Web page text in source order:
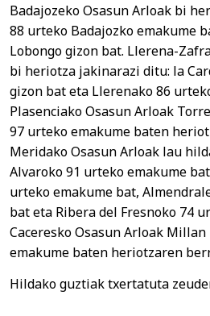
Badajozeko Osasun Arloak bi
88 urteko Badajozko emakume
Lobongo gizon bat. Llerena-
bi heriotza jakinarazi ditu: la
gizon bat eta Llerenako 86
Plasenciako Osasun Arloak
97 urteko emakume baten
Meridako Osasun Arloak lau
Alvaroko 91 urteko emakume
urteko emakume bat,
bat eta Ribera del Fresnoko 74
Caceresko Osasun Arloak
emakume baten heriotzaren
Hildako guztiak txertatuta